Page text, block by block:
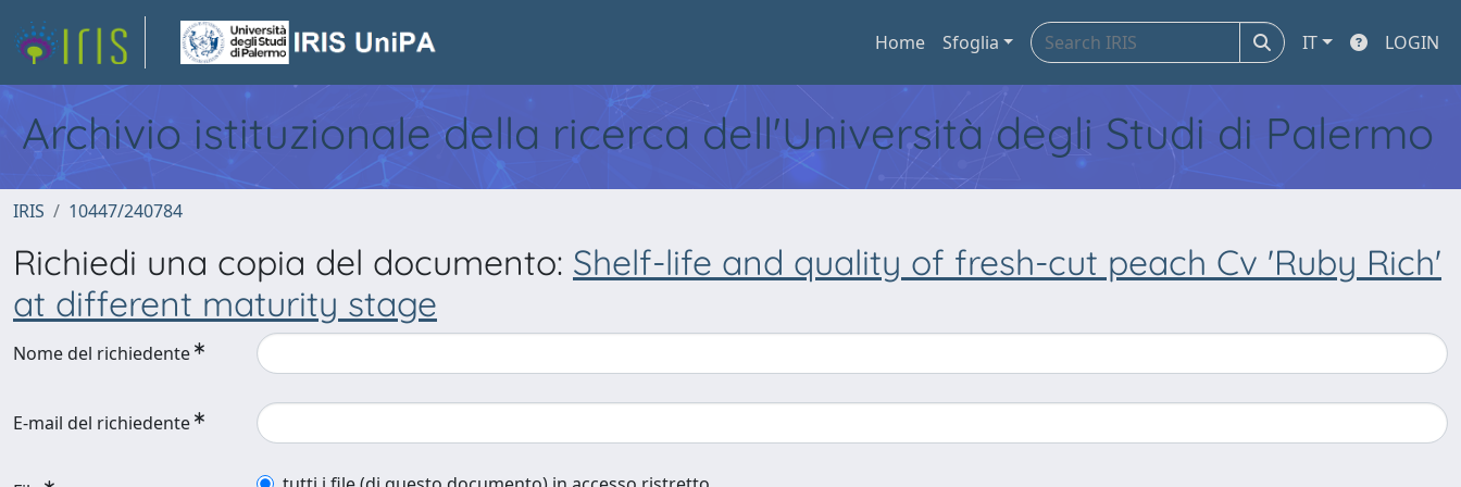
Home Sfoglia IT LOGIN
Archivio istituzionale della ricerca dell'Università degli Studi di Palermo
IRIS 10447/240784
Richiedi una copia del documento: Shelf-life and quality of fresh-cut peach Cv 'Ruby Rich'
at different maturity stage
Nome del richiedente
E-mail del richiedente